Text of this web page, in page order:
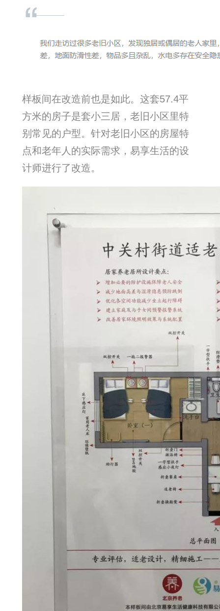
样板间在改造前也是如此。这套57.4平
方米的房子是套小三居，老旧小区里特
别常见的户型。针对老旧小区的房屋特
点和老年人的实际需求，易享生活的设
计师进行了改造。